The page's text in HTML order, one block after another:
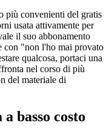
più convenienti del gratis
usata attivamente per
il suo abbonamento
con "non l'ho mai provato
qualcosa, portaci una
nel corso di più
del materiale di
basso costo